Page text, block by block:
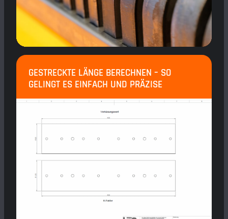
GESTRECKTE LÄNGE BERECHNEN – SO
GELINGT ES EINFACH UND PRÄZISE